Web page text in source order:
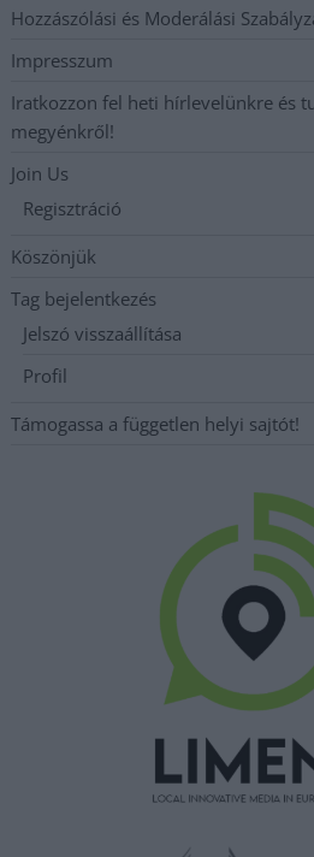
Hozzászólási és Moderálási
Impresszum
Iratkozzon fel heti hírlevelünkre és
megyénkről!
Join Us
Regisztráció
Köszönjük
Tag bejelentkezés
Jelszó visszaállítása
Profil
Támogassa a független helyi sajtót!